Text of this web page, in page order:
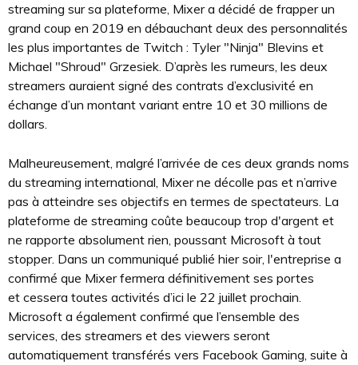
streaming sur sa plateforme, Mixer a décidé de frapper un
grand coup en 2019 en débauchant deux des personnalités
les plus importantes de Twitch : Tyler "Ninja" Blevins et
Michael "Shroud" Grzesiek. D’après les rumeurs, les deux
streamers auraient signé des contrats d’exclusivité en
échange d’un montant variant entre 10 et 30 millions de
dollars.
Malheureusement, malgré l’arrivée de ces deux grands noms
du streaming international, Mixer ne décolle pas et n’arrive
pas à atteindre ses objectifs en termes de spectateurs. La
plateforme de streaming coûte beaucoup trop d'argent et
ne rapporte absolument rien, poussant Microsoft à tout
stopper. Dans un communiqué publié hier soir, l'entreprise a
confirmé que Mixer fermera définitivement ses portes
et cessera toutes activités d’ici le 22 juillet prochain.
Microsoft a également confirmé que l’ensemble des
services, des streamers et des viewers seront
automatiquement transférés vers Facebook Gaming, suite à